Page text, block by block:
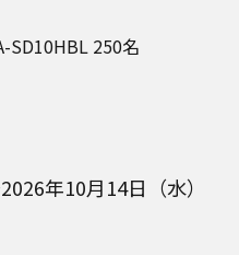
SD10HBL 250名
年10月14日（水）